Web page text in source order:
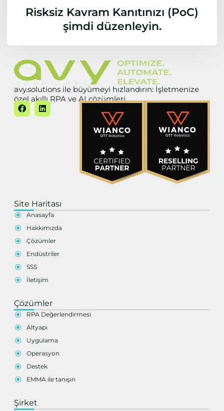
Risksiz Kavram Kanıtınızı (PoC)
şimdi düzenleyin.
avy.solutions ile büyümeyi hızlandırın: İşletmenize
özel akıllı RPA ve AI çözümleri.
Site Haritası
Anasayfa
Hakkımızda
Çözümler
Endüstriler
SSS
İletişim
Çözümler
RPA Değerlendirmesi
Altyapı
Uygulama
Operasyon
Destek
EMMA ile tanışın
Şirket